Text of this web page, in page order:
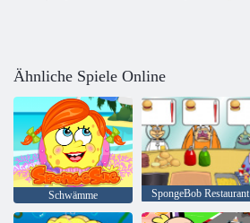
Ähnliche Spiele Online
Schwämme SpongeBob Restaurant